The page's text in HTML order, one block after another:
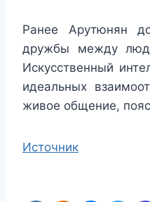
Ранее Арутюнян
дружбы между
Искусственный
идеальных
живое общение,
Источник